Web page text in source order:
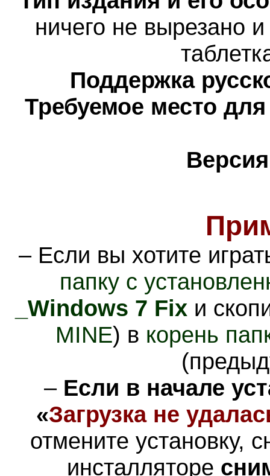
ничего не вырезано
Поддержка
Требуемое место
– Если вы хотите
папку с
_Windows 7 Fixи
MINE) в корень
– Если в начале
«Загрузка не
отмените установку,
инсталляторе